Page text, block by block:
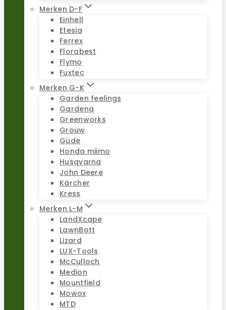
Merken D-F
Einhell
Etesia
Ferrex
Florabest
Flymo
Fuxtec
Merken G-K
Garden feelings
Gardena
Greenworks
Grouw
Güde
Honda miimo
Husqvarna
John Deere
Kärcher
Kress
Merken L-M
LandXcape
LawnBott
Lizard
LUX-Tools
McCulloch
Medion
Mountfield
Mowox
MTD